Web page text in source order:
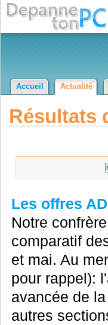
Accueil Actualité
Résultats
Les offres
Notre
comparatif
et mai. Au
pour rappel):
avancée de
autres